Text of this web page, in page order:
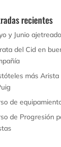
recientes
y Junio
del Cid en
más Arista
de
de Progresión